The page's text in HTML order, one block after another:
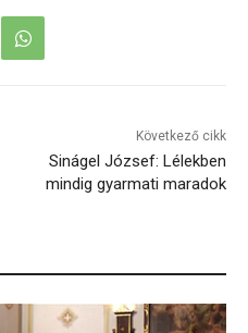
Következő cikk
Sinágel József: Lélekben
mindig gyarmati maradok